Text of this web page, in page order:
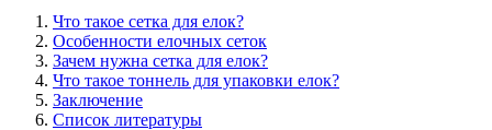
Что такое сетка для елок?
Особенности елочных сеток
Зачем нужна сетка для елок?
Что такое тоннель для упаковки елок?
Заключение
Список литературы